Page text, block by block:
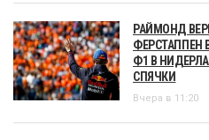
РАЙМОНД
ФЕРСТАППЕН
Ф1 В
СПЯЧКИ
Вчера в 11:20